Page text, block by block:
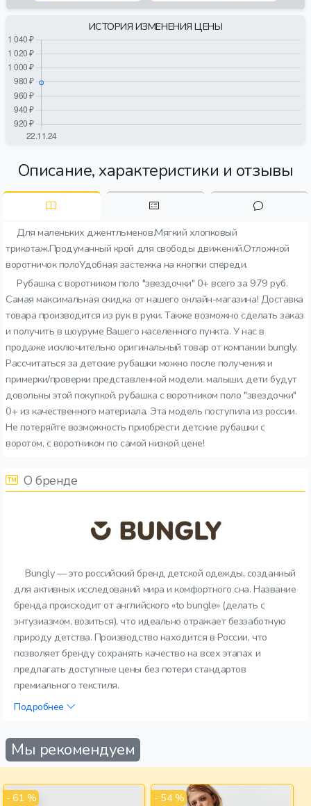
ИСТОРИЯ ИЗМЕНЕНИЯ ЦЕНЫ
Описание, характеристики и отзывы
Для маленьких джентльменов.Мягкий хлопковый
трикотаж.Продуманный крой для свободы движений.Отложной
воротничок полоУдобная застежка на кнопки спереди.
Рубашка с воротником поло "звездочки" 0+ всего за 979 руб.
Самая максимальная скидка от нашего онлайн-магазина! Доставка
товара производится из рук в руки. Также возможно сделать заказ
и получить в шоуруме Вашего населенного пункта. У нас в
продаже исключительно оригинальный товар от компании bungly.
Рассчитаться за детские рубашки можно после получения и
примерки/проверки представленной модели. малыши, дети будут
довольны этой покупкой. рубашка с воротником поло "звездочки"
0+ из качественного материала. Эта модель поступила из россии.
Не потеряйте возможность приобрести детские рубашки с
воротом, с воротником по самой низкой цене!
О бренде
Bungly — это российский бренд детской одежды, созданный
для активных исследований мира и комфортного сна. Название
бренда происходит от английского «to bungle» (делать с
энтузиазмом, возиться), что идеально отражает беззаботную
природу детства. Производство находится в России, что
позволяет бренду сохранять качество на всех этапах и
предлагать доступные цены без потери стандартов
премиального текстиля.
Подробнее
Мы рекомендуем
- 61 % - 54 %